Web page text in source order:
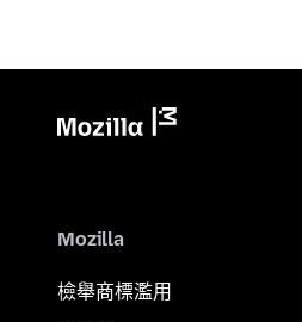
Mozilla
檢舉商標濫用